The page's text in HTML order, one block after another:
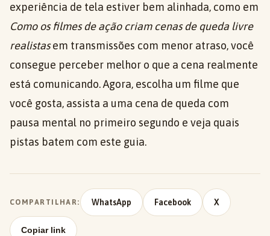
experiência de tela estiver bem alinhada, como em
Como os filmes de ação criam cenas de queda livre
realistasem transmissões com menor atraso, você
consegue perceber melhor o que a cena realmente
está comunicando. Agora, escolha um filme que
você gosta, assista a uma cena de queda com
pausa mental no primeiro segundo e veja quais
pistas batem com este guia.
COMPARTILHAR: WhatsApp Facebook X
Copiar link